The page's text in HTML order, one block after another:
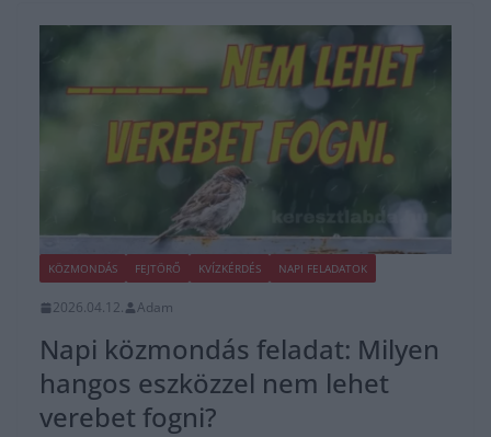
KÖZMONDÁS FEJTÖRŐ KVÍZKÉRDÉS NAPI FELADATOK
2026.04.12. Adam
Napi közmondás feladat: Milyen
hangos eszközzel nem lehet
verebet fogni?